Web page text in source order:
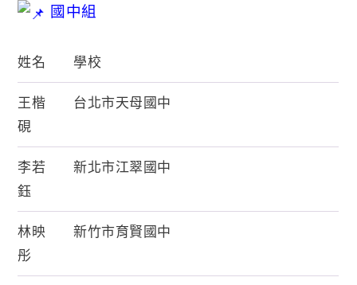
o國中組
姓名 學校
王楷
硯
台北市天母國中
李若
鈺
新北市江翠國中
林映
彤
新竹市育賢國中